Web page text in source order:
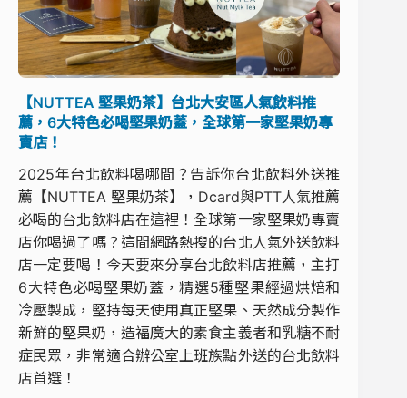
【NUTTEA 堅果奶茶】台北大安區人氣飲料推
薦，6大特色必喝堅果奶蓋，全球第一家堅果奶專
賣店！
2025年台北飲料喝哪間？告訴你台北飲料外送推
薦【NUTTEA 堅果奶茶】，Dcard與PTT人氣推薦
必喝的台北飲料店在這裡！全球第一家堅果奶專賣
店你喝過了嗎？這間網路熱搜的台北人氣外送飲料
店一定要喝！今天要來分享台北飲料店推薦，主打
6大特色必喝堅果奶蓋，精選5種堅果經過烘焙和
冷壓製成，堅持每天使用真正堅果、天然成分製作
新鮮的堅果奶，造福廣大的素食主義者和乳糖不耐
症民眾，非常適合辦公室上班族點外送的台北飲料
店首選！